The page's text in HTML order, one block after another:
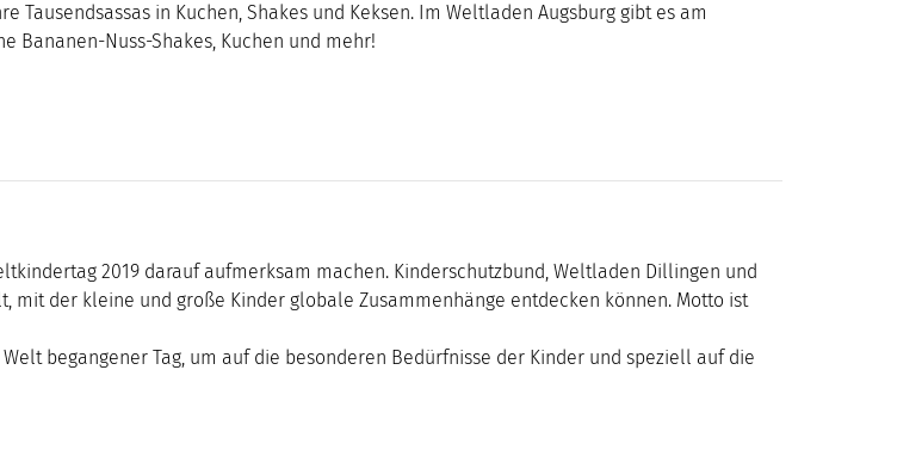
in Kuchen, Shakes und Keksen. Im Weltladen Augsburg gibt es am
Bananen-Nuss-Shakes, Kuchen und mehr!
2019 darauf aufmerksam machen. Kinderschutzbund, Weltladen Dillingen und
der kleine und große Kinder globale Zusammenhänge entdecken können. Motto ist
begangener Tag, um auf die besonderen Bedürfnisse der Kinder und speziell auf die